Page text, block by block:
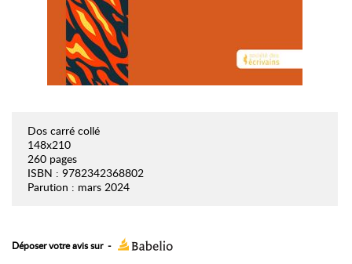
Dos carré collé
148x210
260 pages
ISBN : 9782342368802
Parution : mars 2024
Déposer votre avis sur -